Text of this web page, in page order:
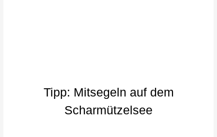
Tipp: Mitsegeln auf dem
Scharmützelsee